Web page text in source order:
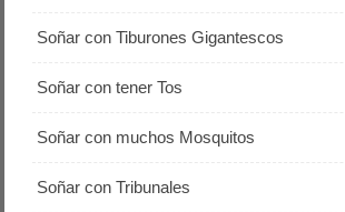
Soñar con Tiburones Gigantescos
Soñar con tener Tos
Soñar con muchos Mosquitos
Soñar con Tribunales